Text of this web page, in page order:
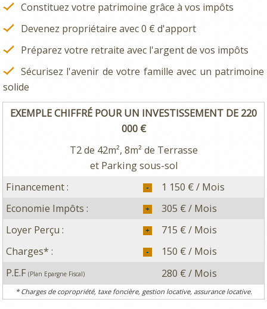
Constituez votre patrimoine grâce à vos impôts
Devenez propriétaire avec 0 € d'apport
Préparez votre retraite avec l'argent de vos impôts
Sécurisez l'avenir de votre famille avec un patrimoine
solide
EXEMPLE CHIFFRÉ POUR UN INVESTISSEMENT DE 220
000 €
T2 de 42m², 8m² de Terrasse
et Parking sous-sol
Financement :
1 150 € / Mois
Economie Impôts :
305 € / Mois
Loyer Perçu :
715 € / Mois
Charges* :
150 € / Mois
P.E.F (Plan Epargne Fiscal) 280 € / Mois
* Charges de copropriété, taxe foncière, gestion locative, assurance locative.